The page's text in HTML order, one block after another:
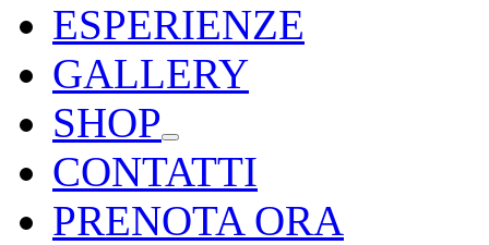
ESPERIENZE
GALLERY
SHOP
CONTATTI
PRENOTA ORA